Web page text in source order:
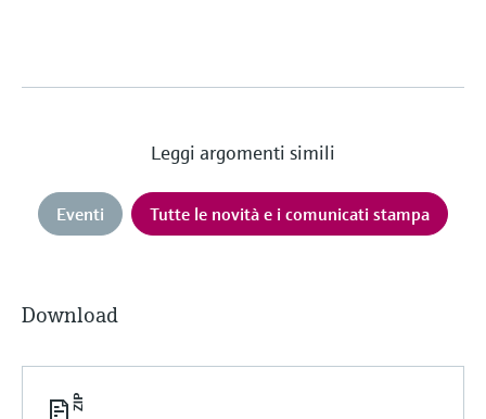
Leggi argomenti simili
Eventi Tutte le novità e i comunicati stampa
Download